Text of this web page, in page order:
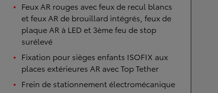
Feux AR rouges avec feux de recul blancs
et feux AR de brouillard intégrés, feux de
plaque AR à LED et 3ème feu de stop
surélevé
Fixation pour sièges enfants ISOFIX aux
places extérieures AR avec Top Tether
Frein de stationnement électromécanique